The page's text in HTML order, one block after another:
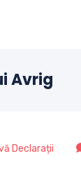
Avrig
Declarații